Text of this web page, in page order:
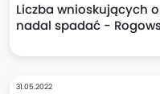
Liczba wnioskujących
nadal spadać -
31.05.2022